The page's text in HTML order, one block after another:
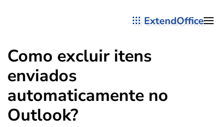
ExtendOffice
Como excluir itens
enviados
automaticamente no
Outlook?